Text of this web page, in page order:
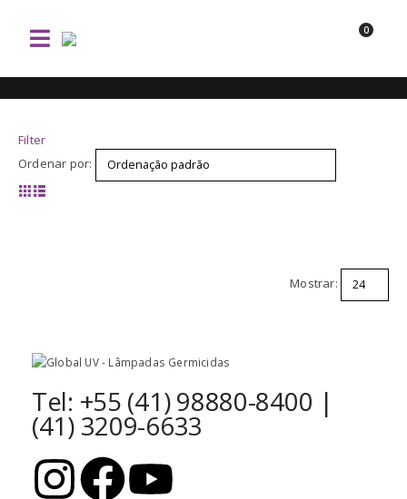
0
Filter
Ordenar por:
Mostrar:
Tel: +55 (41) 98880-8400 |
(41) 3209-6633